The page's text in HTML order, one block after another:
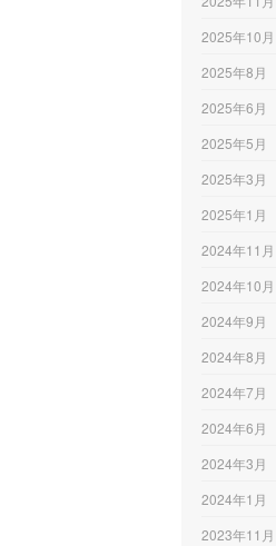
2025年10月
2025年8月
2025年6月
2025年5月
2025年3月
2025年1月
2024年11月
2024年10月
2024年9月
2024年8月
2024年7月
2024年6月
2024年3月
2024年1月
2023年11月